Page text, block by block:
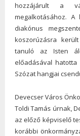
hozzájárult a
megalkotásához.
diakónus
koszorúzásra
tanuló az Isten
előadásával
Szózat hangjai
Devecser Város
Toldi Tamás úrnak,
az előző képviselő
korábbi